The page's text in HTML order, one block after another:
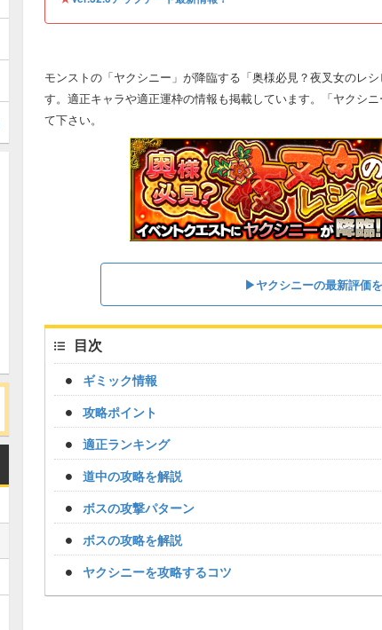
モンストの「ヤクシニー」が降臨する「奥様必見？夜叉女のレ
す。適正キャラや適正運枠の情報も掲載しています。「ヤクシ
て下さい。
▶ヤクシニーの最新評価
目次
ギミック情報
攻略ポイント
適正ランキング
道中の攻略を解説
ボスの攻撃パターン
ボスの攻略を解説
ヤクシニーを攻略するコツ